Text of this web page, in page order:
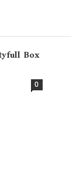
Box
0